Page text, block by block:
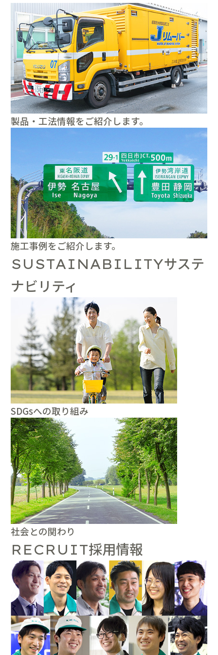
製品・工法情報をご紹介します。
施工事例をご紹介します。
SUSTAINABILITYサステ
ナビリティ
SDGsへの取り組み
社会との関わり
RECRUIT採用情報